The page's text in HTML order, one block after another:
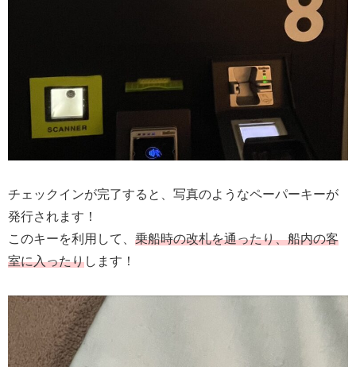
チェックインが完了すると、写真のようなペーパーキーが
発行されます！
このキーを利用して、 乗船時の改札を通ったり、船内の客
室に入ったりします！